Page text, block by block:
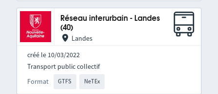
Réseau interurbain - Landes
(40)
Landes
créé le 10/03/2022
Format GTFS NeTEx
Transport public collectif